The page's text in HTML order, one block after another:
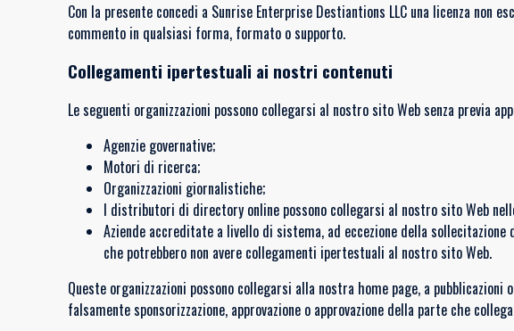
Con la presente concedi a Sunrise Enterprise Destiantions LLC una licenza
commento in qualsiasi forma, formato o supporto.
Collegamenti ipertestuali ai nostri contenuti
Le seguenti organizzazioni possono collegarsi al nostro sito Web senza previa
Agenzie governative;
Motori di ricerca;
Organizzazioni giornalistiche;
I distributori di directory online possono collegarsi al nostro sito Web
Aziende accreditate a livello di sistema, ad eccezione della
che potrebbero non avere collegamenti ipertestuali al nostro sito Web.
Queste organizzazioni possono collegarsi alla nostra home page, a
falsamente sponsorizzazione, approvazione o approvazione della parte che